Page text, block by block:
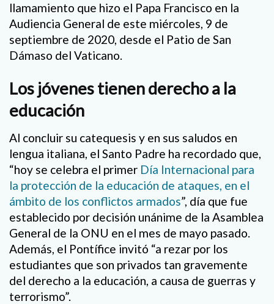
llamamiento que hizo el Papa Francisco en la
Audiencia General de este miércoles, 9 de
septiembre de 2020, desde el Patio de San
Dámaso del Vaticano.
Los jóvenes tienen derecho a la
educación
Al concluir su catequesis y en sus saludos en
lengua italiana, el Santo Padre ha recordado que,
“hoy se celebra el primer Día Internacional para
la protección de la educación de ataques, en el
ámbito de los conflictos armados”, día que fue
establecido por decisión unánime de la Asamblea
General de la ONU en el mes de mayo pasado.
Además, el Pontífice invitó “a rezar por los
estudiantes que son privados tan gravemente
del derecho a la educación, a causa de guerras y
terrorismo”.